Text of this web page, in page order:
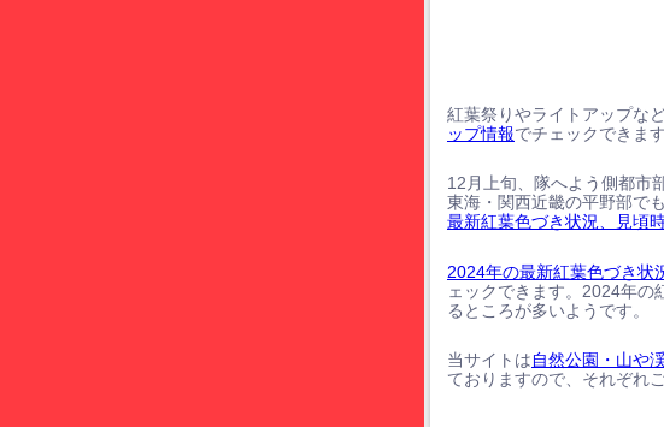
紅葉祭りやライトアップな
ップ情報でチェックできます
12月上旬、隊へよう側都市
東海・関西近畿の平野部で
最新紅葉色づき状況、見頃
2024年の最新紅葉色づき状
ェックできます。2024年の
るところが多いようです。
当サイトは自然公園・山や
ておりますので、それぞれ